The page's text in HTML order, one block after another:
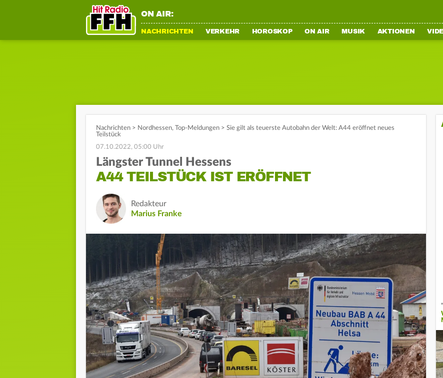
ON AIR:
NACHRICHTEN VERKEHR HOROSKOP ON AIR MUSIK AKTIONEN
Nachrichten > Nordhessen, Top-Meldungen > Sie gilt als teuerste Autobahn der Welt: A44 eröffnet neues
Teilstück
07.10.2022, 05:00 Uhr
Längster Tunnel Hessens
A44 TEILSTÜCK IST ERÖFFNET
Redakteur
Marius Franke